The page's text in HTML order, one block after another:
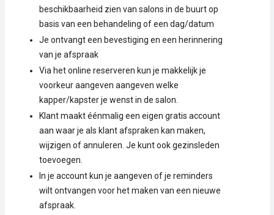
beschikbaarheid zien van salons in de buurt op
basis van een behandeling of een dag/datum
Je ontvangt een bevestiging en een herinnering
van je afspraak
Via het online reserveren kun je makkelijk je
voorkeur aangeven aangeven welke
kapper/kapster je wenst in de salon.
Klant maakt éénmalig een eigen gratis account
aan waar je als klant afspraken kan maken,
wijzigen of annuleren. Je kunt ook gezinsleden
toevoegen.
In je account kun je aangeven of je reminders
wilt ontvangen voor het maken van een nieuwe
afspraak.